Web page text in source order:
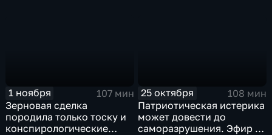
1 ноября
107 мин
Зерновая сделка
породила только тоску и
конспирологические
25 октября
108 мин
Патриотическая истерика
может довести до
саморазрушения. Эфир от